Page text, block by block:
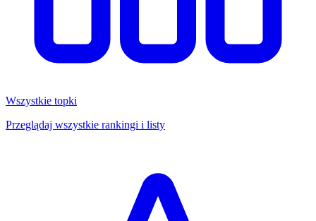
Wszystkie topki
Przeglądaj wszystkie rankingi i listy